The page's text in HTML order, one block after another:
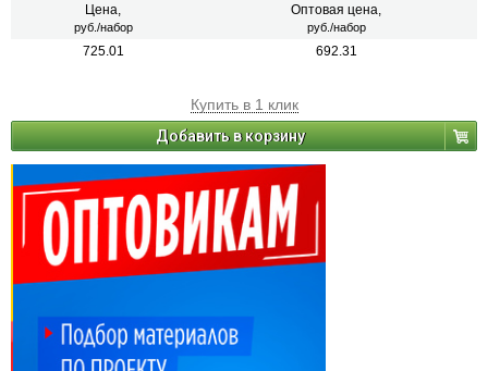
Цена,
руб./набор
Оптовая цена,
руб./набор
725.01 692.31
Купить в 1 клик
Добавить в корзину